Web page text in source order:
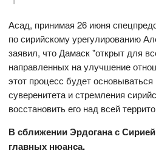
Асад, принимая 26 июня
по сирийскому урегулированию
заявил, что Дамаск "открыт для
направленных на улучшение
этот процесс будет
суверенитета и стремления
восстановить его над всей
В сближении Эрдогана с
главных нюанса.